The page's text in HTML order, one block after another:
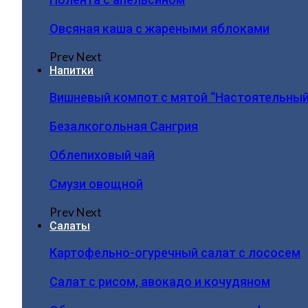
Овсяная каша с жареными яблоками
PrevNext
Напитки
Вишневый компот с мятой
Безалкогольная Сангрия
Облепиховый чай
Смузи овощной
PrevNext
Салаты
Картофельно-огуречный салат с лососем
Салат с рисом, авокадо и кочудяном